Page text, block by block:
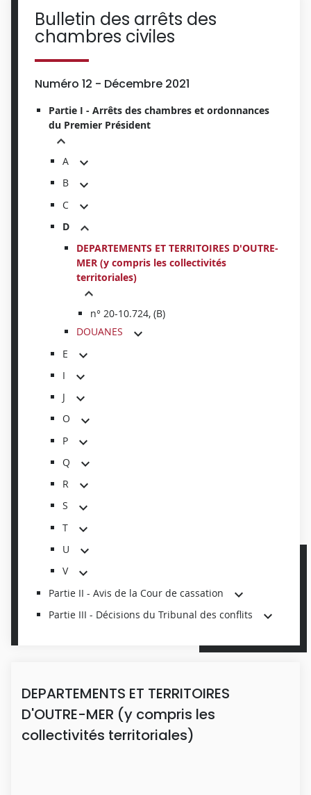
Bulletin des arrêts des
chambres civiles
Numéro 12 - Décembre 2021
Partie I - Arrêts des chambres et ordonnances
du Premier Président
A
B
C
D
DEPARTEMENTS ET TERRITOIRES D'OUTRE-
MER (y compris les collectivités
territoriales)
n° 20-10.724, (B)
DOUANES
E
I
J
O
P
Q
R
S
T
U
V
Partie II - Avis de la Cour de cassation
Partie III - Décisions du Tribunal des conflits
DEPARTEMENTS ET TERRITOIRES
D'OUTRE-MER (y compris les
collectivités territoriales)